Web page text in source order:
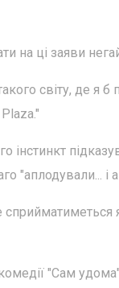
на ці заяви
світу, де я
інстинкт
"аплодували...
"Сам